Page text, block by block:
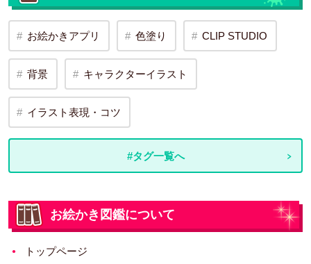
お絵かきアプリ 色塗り CLIP STUDIO
背景 キャラクターイラスト
イラスト表現・コツ
#タグ一覧へ
お絵かき図鑑について
トップページ